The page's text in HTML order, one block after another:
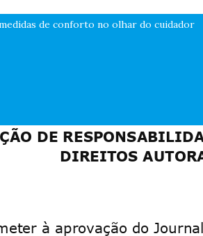
de conforto no olhar do cuidador